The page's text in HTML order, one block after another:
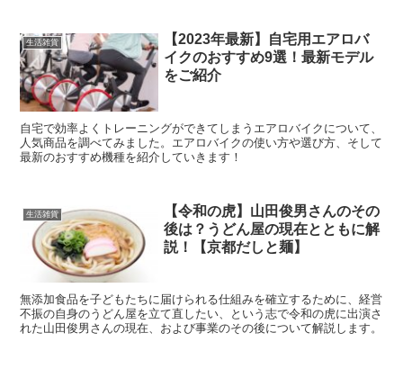
生活雑貨
【2023年最新】自宅用エアロバ
イクのおすすめ9選！最新モデル
をご紹介
自宅で効率よくトレーニングができてしまうエアロバイクについて、
人気商品を調べてみました。エアロバイクの使い方や選び方、そして
最新のおすすめ機種を紹介していきます！
生活雑貨
【令和の虎】山田俊男さんのその
後は？うどん屋の現在とともに解
説！【京都だしと麺】
無添加食品を子どもたちに届けられる仕組みを確立するために、経営
不振の自身のうどん屋を立て直したい、という志で令和の虎に出演さ
れた山田俊男さんの現在、および事業のその後について解説します。